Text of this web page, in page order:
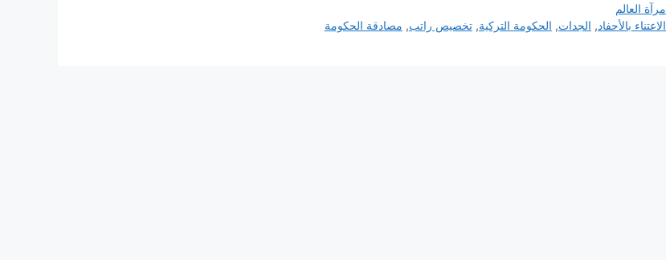
التصنيفات
مرآة العالم
الوسوم
الاعتناء بالأحفاد, الجدات, الحكومة التركية,تخصيص راتب, مصادقة الحكومة